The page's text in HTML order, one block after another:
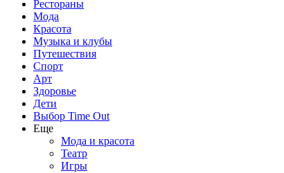
Рестораны
Мода
Красота
Музыка и клубы
Путешествия
Спорт
Арт
Здоровье
Дети
Выбор Time Out
Еще
Мода и красота
Театр
Игры